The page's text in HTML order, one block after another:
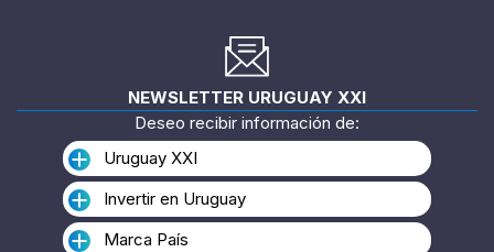
NEWSLETTER URUGUAY XXI
Deseo recibir información de:
Uruguay XXI
Invertir en Uruguay
Marca País